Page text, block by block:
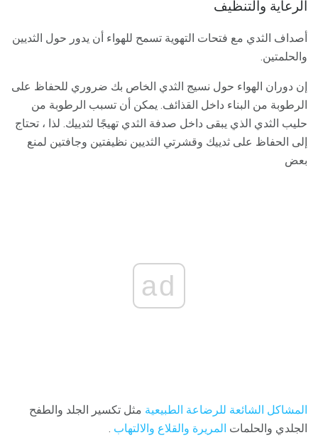
الرعاية والتنظيف
أصداف الثدي مع فتحات التهوية تسمح للهواء أن يدور حول الثديين
والحلمتين.
إن دوران الهواء حول نسيج الثدي الخاص بك ضروري للحفاظ على
الرطوبة من البناء داخل القذائف. يمكن أن تسبب الرطوبة من
حليب الثدي الذي يبقى داخل صدفة الثدي تهيجًا لثدييك. لذا ، تحتاج
إلى الحفاظ على ثدييك وقشرتي الثديين نظيفتين وجافتين لمنع
بعض
ad
المشاكل الشائعة للرضاعة الطبيعية مثل تكسير الجلد والطفح
الجلدي والحلمات المريرة والقلاع والالتهاب .